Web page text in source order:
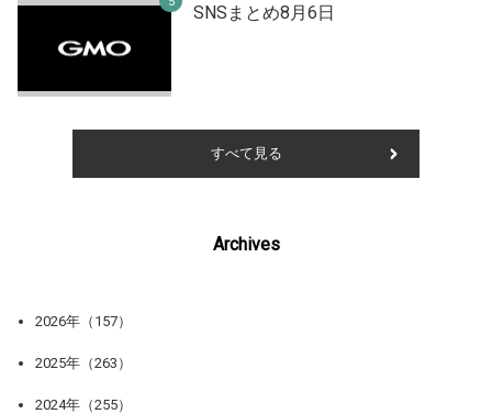
SNSまとめ8月6日
すべて見る
Archives
2026年（157）
2025年（263）
2024年（255）